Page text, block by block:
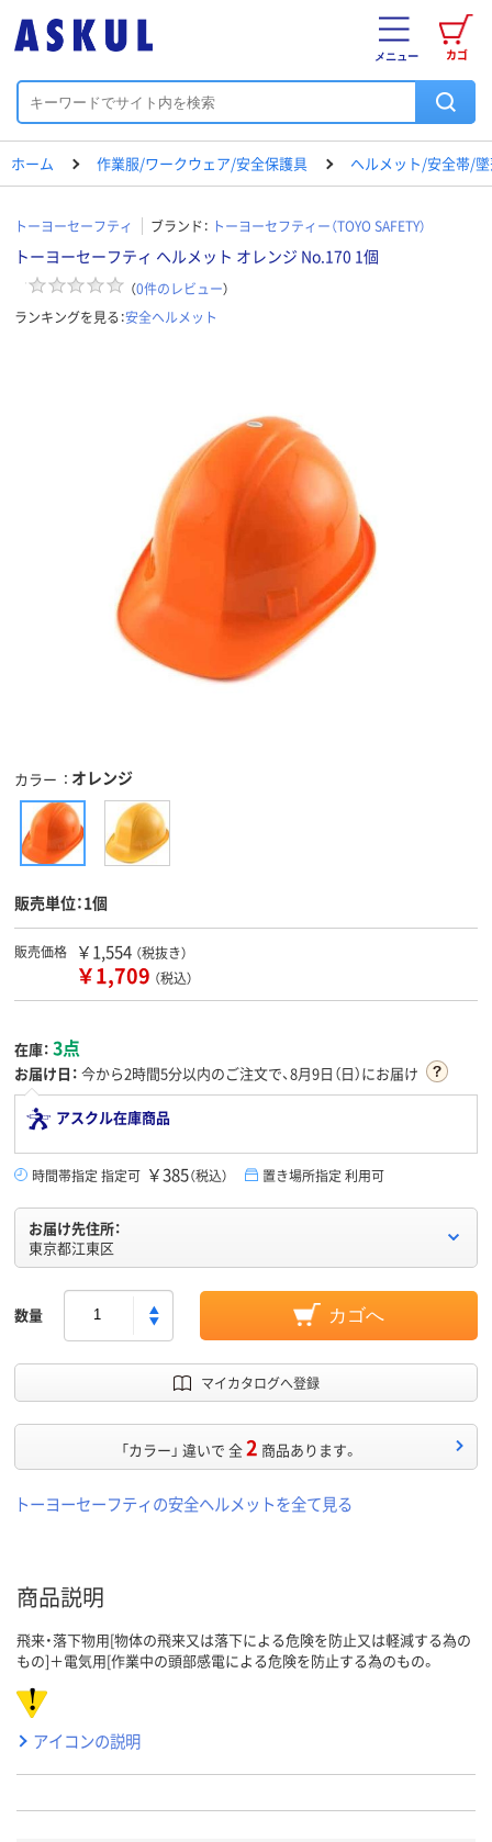
カゴ
メニュー
ホーム 作業服/ワークウェア/安全保護具 ヘルメット/安全帯/
トーヨーセーフティ ブランド： トーヨーセフティー（TOYO SAFETY）
トーヨーセーフティ ヘルメット オレンジ No.170 1個
（0件のレビュー）
ランキングを見る：安全ヘルメット
カラー オレンジ
販売単位：1個
販売価格 ￥1,554 （税抜き）
￥1,709 （税込）
在庫： 3点
お届け日： 今から2時間5分以内のご注文で、8月9日（日）にお届け
アスクル在庫商品
時間帯指定 指定可 ￥385（税込） 置き場所指定 利用可
お届け先住所：
東京都江東区
数量 カゴへ
マイカタログへ登録
「カラー」 違いで 全2 商品あります。
トーヨーセーフティの安全ヘルメットを全て見る
商品説明
飛来・落下物用[物体の飛来又は落下による危険を防止又は軽減する為の
もの]＋電気用[作業中の頭部感電による危険を防止する為のもの。
アイコンの説明